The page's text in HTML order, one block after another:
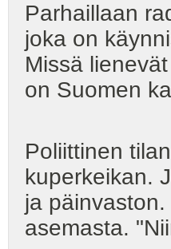
Parhaillaan
joka on
Missä
on Suomen
Poliittinen
kuperkeikan.
ja
asemasta.